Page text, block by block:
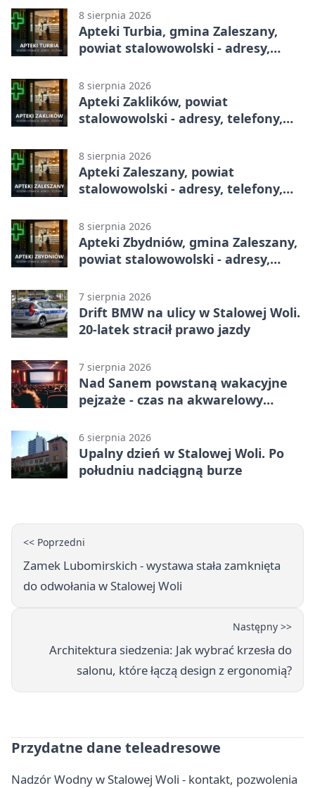
godziny otwarcia
8 sierpnia 2026
Apteki Turbia, gmina Zaleszany,
powiat stalowowolski - adresy,
8 sierpnia 2026
Apteki Zaklików, powiat
stalowowolski - adresy, telefony,
8 sierpnia 2026
Apteki Zaleszany, powiat
stalowowolski - adresy, telefony,
8 sierpnia 2026
Apteki Zbydniów, gmina Zaleszany,
powiat stalowowolski - adresy,
7 sierpnia 2026
Drift BMW na ulicy w Stalowej Woli.
20-latek stracił prawo jazdy
7 sierpnia 2026
Nad Sanem powstaną wakacyjne
pejzaże - czas na akwarelowy
6 sierpnia 2026
Upalny dzień w Stalowej Woli. Po
południu nadciągną burze
<< Poprzedni
Zamek Lubomirskich - wystawa stała zamknięta
do odwołania w Stalowej Woli
Następny >>
Architektura siedzenia: Jak wybrać krzesła do
salonu, które łączą design z ergonomią?
Przydatne dane teleadresowe
Nadzór Wodny w Stalowej Woli - kontakt, pozwolenia